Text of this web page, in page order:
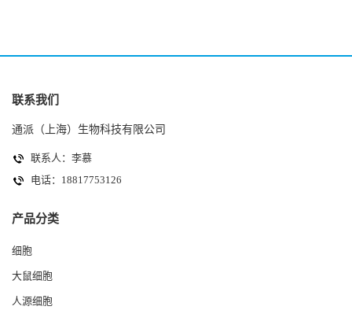
联系我们
通派（上海）生物科技有限公司
联系人：李慕
电话：18817753126
产品分类
细胞
大鼠细胞
人源细胞